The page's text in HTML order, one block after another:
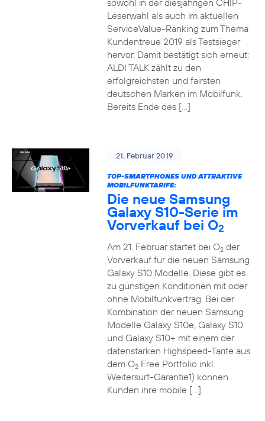
sowohl in der diesjährigen CHIP-
Leserwahl als auch im aktuellen
ServiceValue-Ranking zum Thema
Kundentreue 2019 als Testsieger
hervor. Damit bestätigt sich erneut:
ALDI TALK zählt zu den
erfolgreichsten und fairsten
deutschen Marken im Mobilfunk.
Bereits Ende des […]
21. Februar 2019
TOP-SMARTPHONES UND ATTRAKTIVE
MOBILFUNKTARIFE:
Die neue Samsung
Galaxy S10-Serie im
Vorverkauf bei O2
Am 21. Februar startet bei O2der
Vorverkauf für die neuen Samsung
Galaxy S10 Modelle. Diese gibt es
zu günstigen Konditionen mit oder
ohne Mobilfunkvertrag. Bei der
Kombination der neuen Samsung
Modelle Galaxy S10e, Galaxy S10
und Galaxy S10+ mit einem der
datenstarken Highspeed-Tarife aus
dem O2Free Portfolio inkl.
Weitersurf-Garantie1) können
Kunden ihre mobile […]